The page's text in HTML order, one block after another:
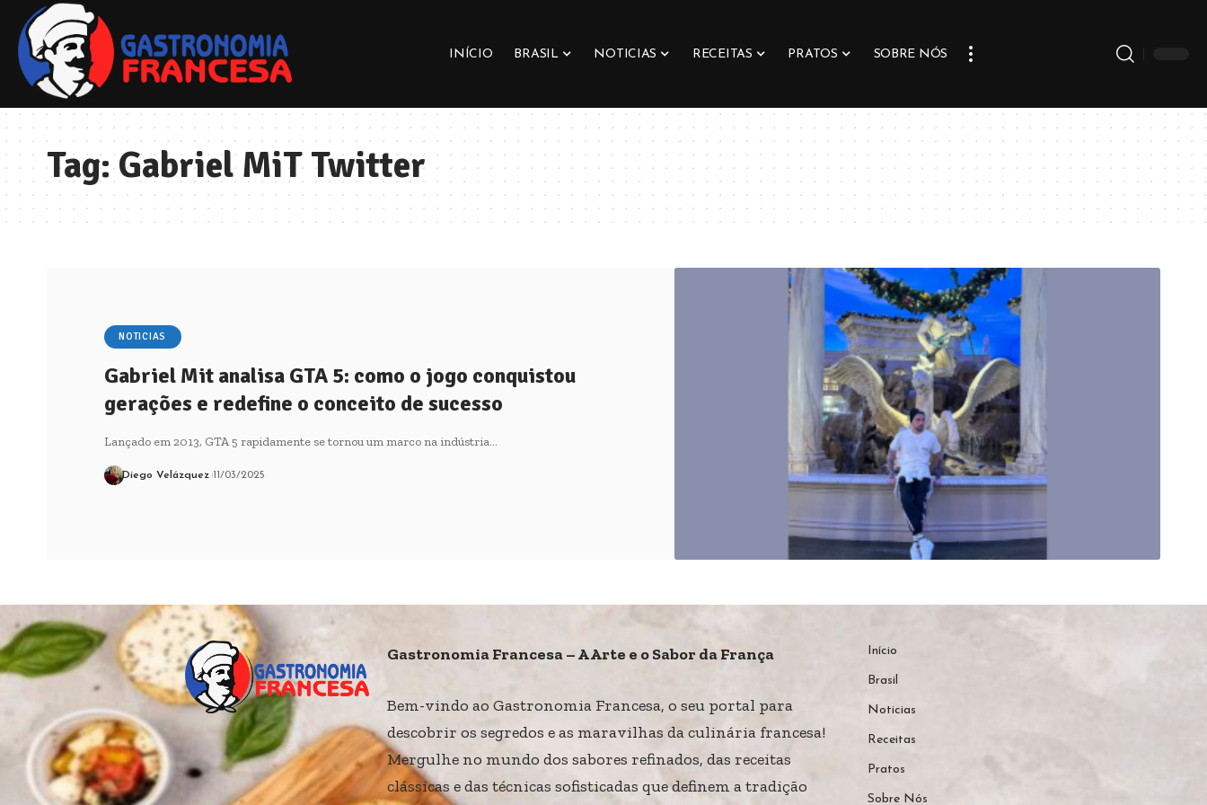
INÍCIO BRASIL NOTICIAS RECEITAS PRATOS SOBRE NÓS
Tag:Gabriel MiT Twitter
NOTICIAS
Gabriel Mit analisa GTA 5: como o jogo conquistou
gerações e redefine o conceito de sucesso
Lançado em 2013, GTA 5 rapidamente se tornou um marco na indústria…
Diego Velázquez 11/03/2025
Gastronomia Francesa – A Arte e o Sabor da França
Bem-vindo ao Gastronomia Francesa, o seu portal para
descobrir os segredos e as maravilhas da culinária francesa!
Mergulhe no mundo dos sabores refinados, das receitas
clássicas e das técnicas sofisticadas que definem a tradição
Início
Brasil
Noticias
Receitas
Pratos
Sobre Nós